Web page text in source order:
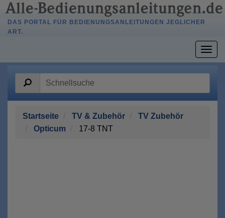
DAS PORTAL FÜR BEDIENUNGSANLEITUNGEN JEGLICHER
ART.
Startseite TV & Zubehör
TV Zubehör
Opticum
17-8 TNT